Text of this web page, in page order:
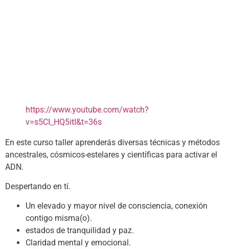
https://www.youtube.com/watch?
v=s5CI_HQ5itI&t=36s
En este curso taller aprenderás diversas técnicas y métodos
ancestrales, cósmicos-estelares y científicas para activar el
ADN.
Despertando en tí.
Un elevado y mayor nivel de consciencia, conexión
contigo misma(o).
estados de tranquilidad y paz.
Claridad mental y emocional.